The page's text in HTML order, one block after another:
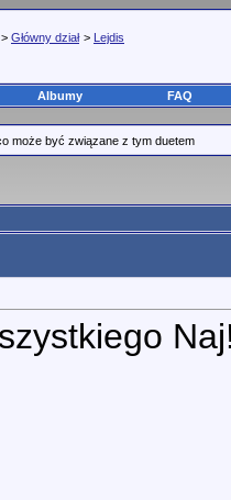
> Główny dział > Lejdis
Albumy FAQ
może być związane z tym duetem